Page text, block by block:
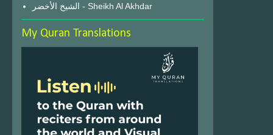
الشيخ الأخضر - Sheikh Al Akhdar
My Quran Translations